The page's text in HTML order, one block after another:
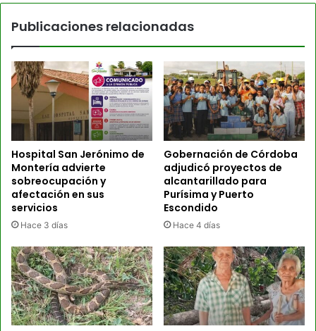
Publicaciones relacionadas
Hospital San Jerónimo de
Montería advierte
sobreocupación y
afectación en sus
servicios
Hace 3 días
Gobernación de Córdoba
adjudicó proyectos de
alcantarillado para
Purísima y Puerto
Escondido
Hace 4 días